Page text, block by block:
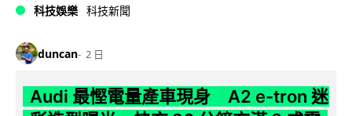
科技娛樂 科技新聞
duncan 2 日
Audi 最慳電量產車現身 A2 e-tron 迷